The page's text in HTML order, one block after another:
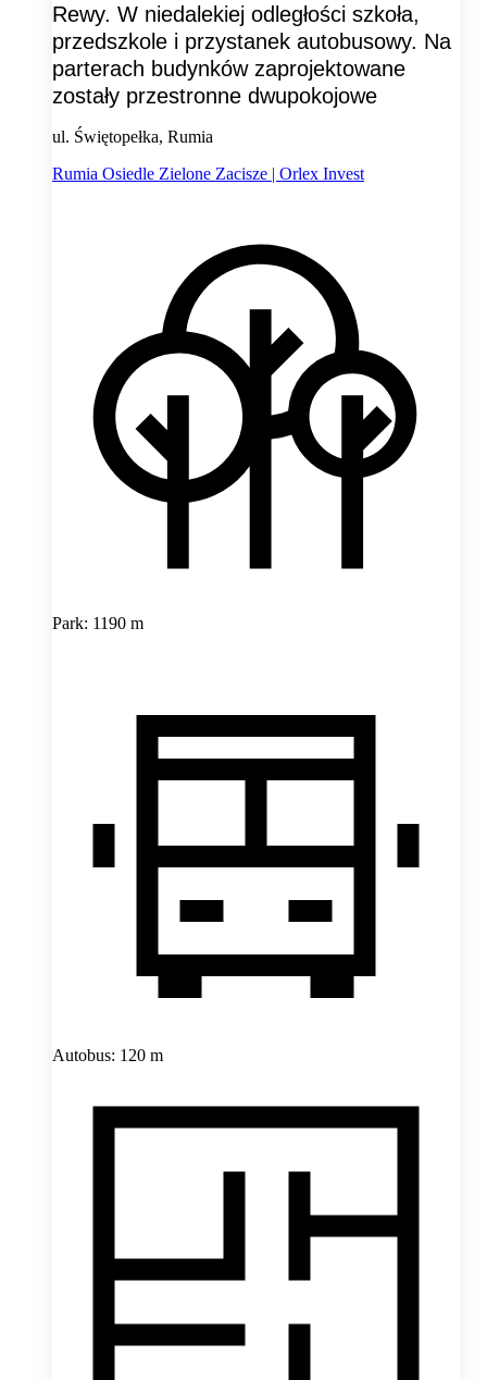
Rewy. W niedalekiej odległości szkoła,
przedszkole i przystanek autobusowy. Na
parterach budynków zaprojektowane
zostały przestronne dwupokojowe
ul. Świętopełka, Rumia
Rumia Osiedle Zielone Zacisze | Orlex Invest
Park: 1190 m
Autobus: 120 m